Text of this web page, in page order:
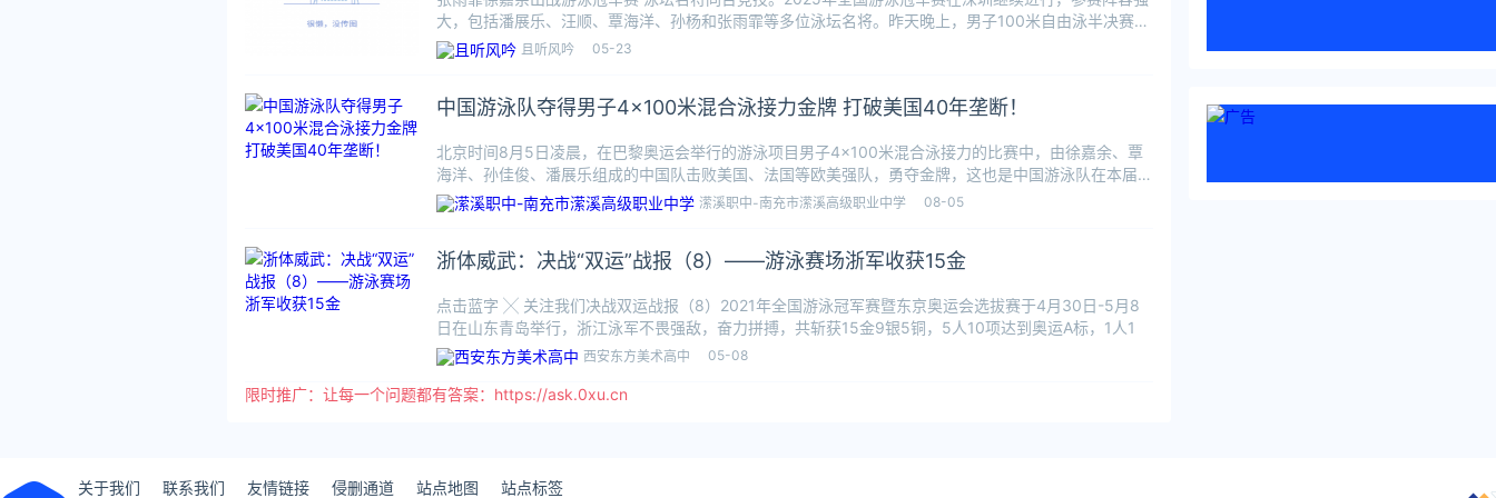
大，包括潘展乐、汪顺、覃海洋、孙杨和张雨霏等多位泳坛名将。昨天晚上，男子100米自由泳半决赛
中，潘展乐游且听风吟 05-23
中国游泳队夺得男子4×100米混合泳接力金牌 打破美国40年垄断！
北京时间8月5日凌晨，在巴黎奥运会举行的游泳项目男子4×100米混合泳接力的比赛中，由徐嘉余、覃
海洋、孙佳俊、潘展乐组成的中国队击败美国、法国等欧美强队，勇夺金牌，这也是中国游泳队在本届奥
运会上的第二
潆溪职中-南充市潆溪高级职业中学 08-05
浙体威武：决战“双运”战报（8）——游泳赛场浙军收获15金
点击蓝字 ╳ 关注我们决战双运战报（8）2021年全国游泳冠军赛暨东京奥运会选拔赛于4月30日-5月8
日在山东青岛举行，浙江泳军不畏强敌，奋力拼搏，共斩获15金9银5铜，5人10项达到奥运A标，1人1
西安东方美术高中 05-08
限时推广：让每一个问题都有答案：https://ask.0xu.cn
关于我们 联系我们 友情链接 侵删通道 站点地图 站点标签